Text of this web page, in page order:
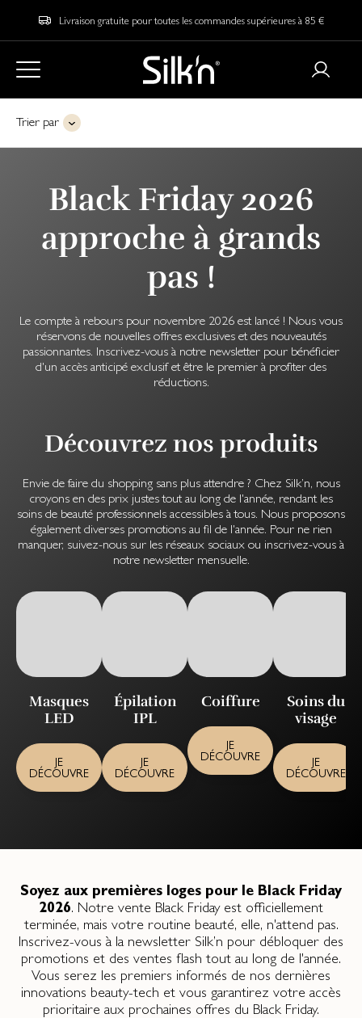
Livraison gratuite pour toutes les commandes supérieures à 85 €
Trier par
Black Friday 2026
approche à grands
pas !
Le compte à rebours pour novembre 2026 est lancé ! Nous vous
réservons de nouvelles offres exclusives et des nouveautés
passionnantes. Inscrivez-vous à notre newsletter pour bénéficier
d'un accès anticipé exclusif et être le premier à profiter des
réductions.
Découvrez nos produits
Envie de faire du shopping sans plus attendre ? Chez Silk’n, nous
croyons en des prix justes tout au long de l'année, rendant les
soins de beauté professionnels accessibles à tous. Nous proposons
également diverses promotions au fil de l'année. Pour ne rien
manquer, suivez-nous sur les réseaux sociaux ou inscrivez-vous à
notre newsletter mensuelle.
Masques
LED
JE
DÉCOUVRE
Épilation
IPL
JE
DÉCOUVRE
Coiffure
JE
DÉCOUVRE
Soins du
visage
JE
DÉCOUVRE
Soyez aux premières loges pour le Black Friday
2026. Notre vente Black Friday est officiellement
terminée, mais votre routine beauté, elle, n'attend pas.
Inscrivez-vous à la newsletter Silk’n pour débloquer des
promotions et des ventes flash tout au long de l'année.
Vous serez les premiers informés de nos dernières
innovations beauty-tech et vous garantirez votre accès
prioritaire aux prochaines offres du Black Friday.